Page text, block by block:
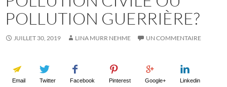
POLLUTION GUERRIÈRE?
JUILLET 30, 2019 LINA MURR NEHME UN COMMENTAIRE
Email Twitter Facebook Pinterest Google+ Linkedin